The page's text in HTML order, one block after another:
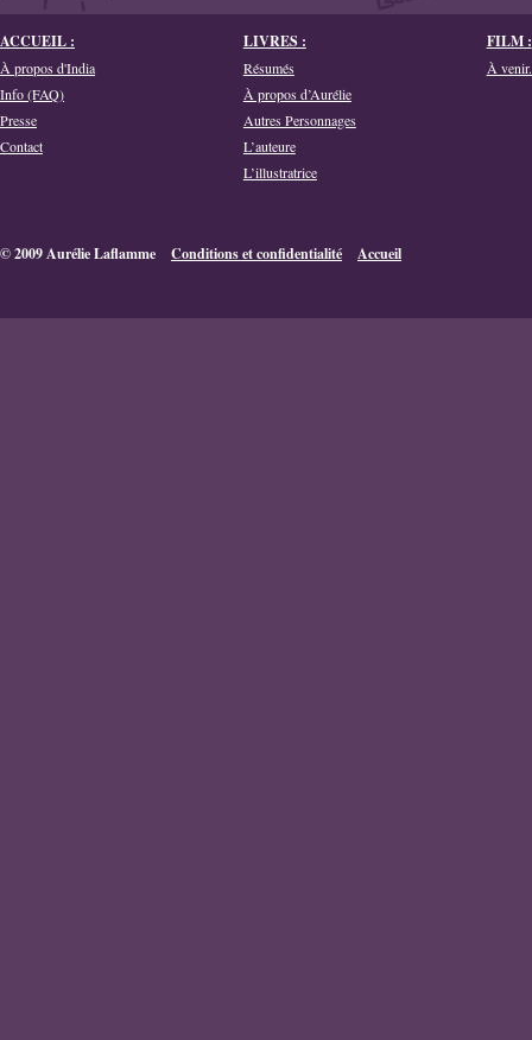
ACCUEIL :
À propos d'India
Info (FAQ)
Presse
Contact
LIVRES :
Résumés
À propos d’Aurélie
Autres Personnages
L’auteure
L’illustratrice
FILM :
À
© 2009 Aurélie Laflamme Conditions et confidentialité Accueil